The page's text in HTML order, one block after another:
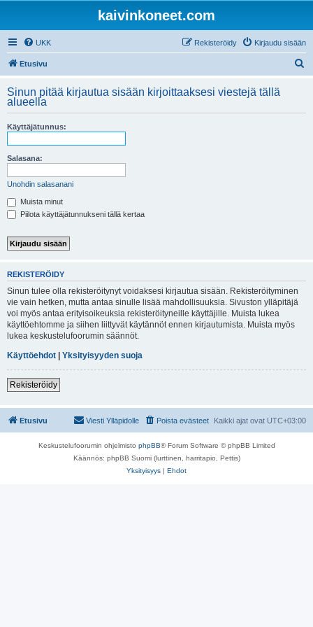
kaivinkoneet.com
UKK Kirjaudu sisään
Rekisteröidy
Etusivu
i
Sinun pitää kirjautua sisään kirjoittaaksesi viestejä tällä
alueella
Käyttäjätunnus:
Salasana:
Unohdin salasanani
Muista minut
Piilota käyttäjätunnukseni tällä kertaa
REKISTERÖIDY
Sinun tulee olla rekisteröitynyt voidaksesi kirjautua sisään. Rekisteröityminen
vie vain hetken, mutta antaa sinulle lisää mahdollisuuksia. Sivuston ylläpitäjä
voi myös antaa erityisoikeuksia rekisteröityneille käyttäjille. Muista lukea
käyttöehtomme ja siihen liittyvät käytännöt ennen kirjautumista. Muista myös
lukea keskustelufoorumin säännöt.
Käyttöehdot | Yksityisyyden suoja
Rekisteröidy
Etusivu Kaikki ajat ovat UTC+03:00
Poista evästeet
Viesti Ylläpidolle
Keskustelufoorumin ohjelmisto phpBB® Forum Software © phpBB Limited
Käännös: phpBB Suomi (lurttinen, harritapio, Pettis)
Yksityisyys | Ehdot